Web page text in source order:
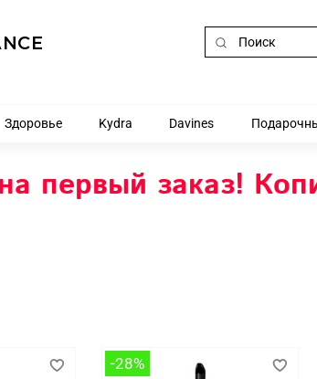
Здоровье Kydra Davines
первый заказ!
-28%